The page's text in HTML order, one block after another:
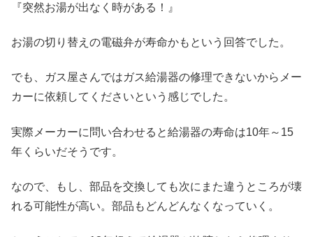
『突然お湯が出なく時がある！』
お湯の切り替えの電磁弁が寿命かもという回答でした。
でも、ガス屋さんではガス給湯器の修理できないからメー
カーに依頼してくださいという感じでした。
実際メーカーに問い合わせると給湯器の寿命は10年～15
年くらいだそうです。
なので、もし、部品を交換しても次にまた違うところが壊
れる可能性が高い。部品もどんどんなくなっていく。